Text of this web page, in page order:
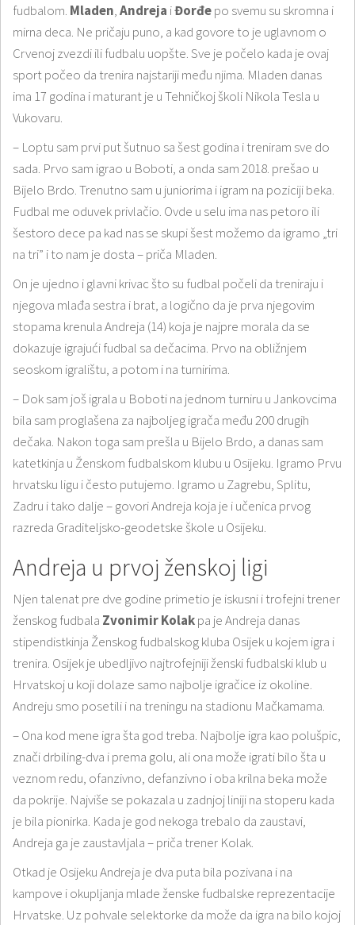
fudbalom. Mladen,Andreja iĐorđepo svemu su skromna i
mirna deca. Ne pričaju puno, a kad govore to je uglavnom o
Crvenoj zvezdi ili fudbalu uopšte. Sve je počelo kada je ovaj
sport počeo da trenira najstariji među njima. Mladen danas
ima 17 godina i maturant je u Tehničkoj školi Nikola Tesla u
Vukovaru.
– Loptu sam prvi put šutnuo sa šest godina i treniram sve do
sada. Prvo sam igrao u Boboti, a onda sam 2018. prešao u
Bijelo Brdo. Trenutno sam u juniorima i igram na poziciji beka.
Fudbal me oduvek privlačio. Ovde u selu ima nas petoro ili
šestoro dece pa kad nas se skupi šest možemo da igramo „tri
na tri” i to nam je dosta – priča Mladen.
On je ujedno i glavni krivac što su fudbal počeli da treniraju i
njegova mlađa sestra i brat, a logično da je prva njegovim
stopama krenula Andreja (14) koja je najpre morala da se
dokazuje igrajući fudbal sa dečacima. Prvo na obližnjem
seoskom igralištu, a potom i na turnirima.
– Dok sam još igrala u Boboti na jednom turniru u Jankovcima
bila sam proglašena za najboljeg igrača među 200 drugih
dečaka. Nakon toga sam prešla u Bijelo Brdo, a danas sam
katetkinja u Ženskom fudbalskom klubu u Osijeku. Igramo Prvu
hrvatsku ligu i često putujemo. Igramo u Zagrebu, Splitu,
Zadru i tako dalјe – govori Andreja koja je i učenica prvog
razreda Graditeljsko-geodetske škole u Osijeku.
Andreja u prvoj ženskoj ligi
Njen talenat pre dve godine primetio je iskusni i trofejni trener
ženskog fudbala Zvonimir Kolakpa je Andreja danas
stipendistkinja Ženskog fudbalskog kluba Osijek u kojem igra i
trenira. Osijek je ubedljivo najtrofejniji ženski fudbalski klub u
Hrvatskoj u koji dolaze samo najbolje igračice iz okoline.
Andreju smo posetili i na treningu na stadionu Mačkamama.
– Ona kod mene igra šta god treba. Najbolje igra kao polušpic,
znači drbiling-dva i prema golu, ali ona može igrati bilo šta u
veznom redu, ofanzivno, defanzivno i oba krilna beka može
da pokrije. Najviše se pokazala u zadnjoj liniji na stoperu kada
je bila pionirka. Kada je god nekoga trebalo da zaustavi,
Andreja ga je zaustavljala – priča trener Kolak.
Otkad je Osijeku Andreja je dva puta bila pozivana i na
kampove i okupljanja mlade ženske fudbalske reprezentacije
Hrvatske. Uz pohvale selektorke da može da igra na bilo kojoj